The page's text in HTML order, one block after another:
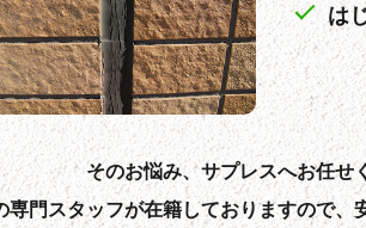
は
そのお悩み、サプレスへお任せ
専門スタッフが在籍しておりますので、